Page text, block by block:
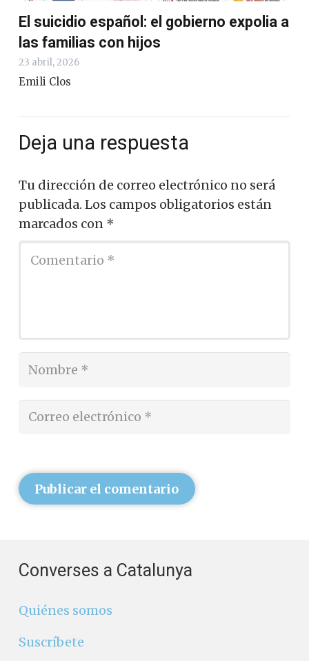
El suicidio español: el gobierno expolia a
las familias con hijos
23 abril, 2026
Emili Clos
Deja una respuesta
Tu dirección de correo electrónico no será
publicada. Los campos obligatorios están
marcados con *
Publicar el comentario
Converses a Catalunya
Quiénes somos
Suscríbete